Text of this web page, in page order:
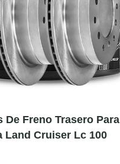
De Freno Trasero Para
Land Cruiser Lc 100